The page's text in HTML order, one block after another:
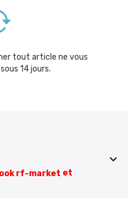
tout article ne vous
14 jours.

et